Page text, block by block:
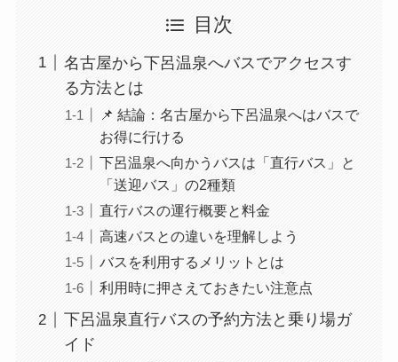
目次
名古屋から下呂温泉へバスでアクセスす
る方法とは
📌 結論：名古屋から下呂温泉へはバスで
お得に行ける
下呂温泉へ向かうバスは「直行バス」と
「送迎バス」の2種類
直行バスの運行概要と料金
高速バスとの違いを理解しよう
バスを利用するメリットとは
利用時に押さえておきたい注意点
下呂温泉直行バスの予約方法と乗り場ガ
イド